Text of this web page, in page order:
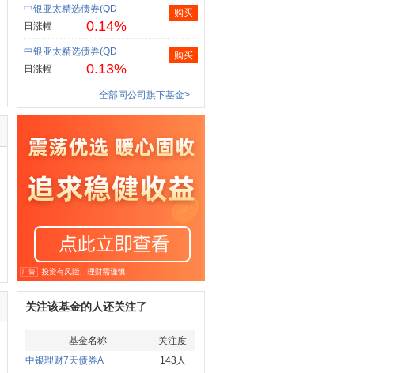
中银亚太精选债券(QD
日涨幅
0.14%
购买
中银亚太精选债券(QD
日涨幅
0.13%
购买
全部同公司旗下基金>
关注该基金的人还关注了
基金名称
关注度
中银理财7天债券A
143人